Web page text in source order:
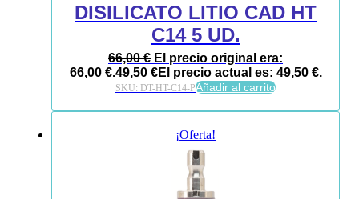
DISILICATO LITIO CAD HT
C14 5 UD.
66,00€ El precio original era:
66,00 €.49,50 €El precio actual es: 49,50 €.
SKU: DT-HT-C14-PAñadir al carrito
¡Oferta!